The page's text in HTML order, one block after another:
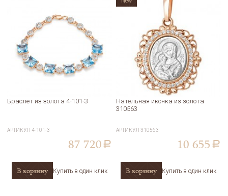
Браслет из золота 4-101-3
АРТИКУЛ 4-101-3
87 720 a
В корзину Купить в один клик
Нательная иконка из золота
310563
АРТИКУЛ 310563
10 655 a
В корзину Купить в один клик